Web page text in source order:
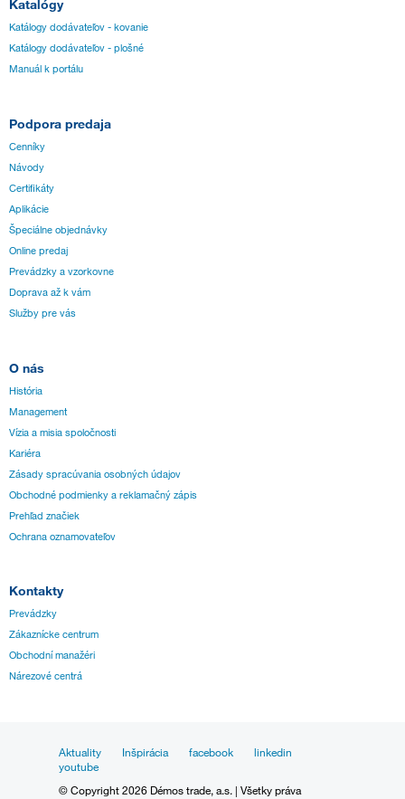
Katalógy
Katálogy dodávateľov - kovanie
Katálogy dodávateľov - plošné
Manuál k portálu
Podpora predaja
Cenníky
Návody
Certifikáty
Aplikácie
Špeciálne objednávky
Online predaj
Prevádzky a vzorkovne
Doprava až k vám
Služby pre vás
O nás
História
Management
Vízia a misia spoločnosti
Kariéra
Zásady spracúvania osobných údajov
Obchodné podmienky a reklamačný zápis
Prehľad značiek
Ochrana oznamovateľov
Kontakty
Prevádzky
Zákaznícke centrum
Obchodní manažéri
Nárezové centrá
Aktuality Inšpirácia facebook
linkedin
youtube
© Copyright 2026 Démos trade, a.s. | Všetky práva